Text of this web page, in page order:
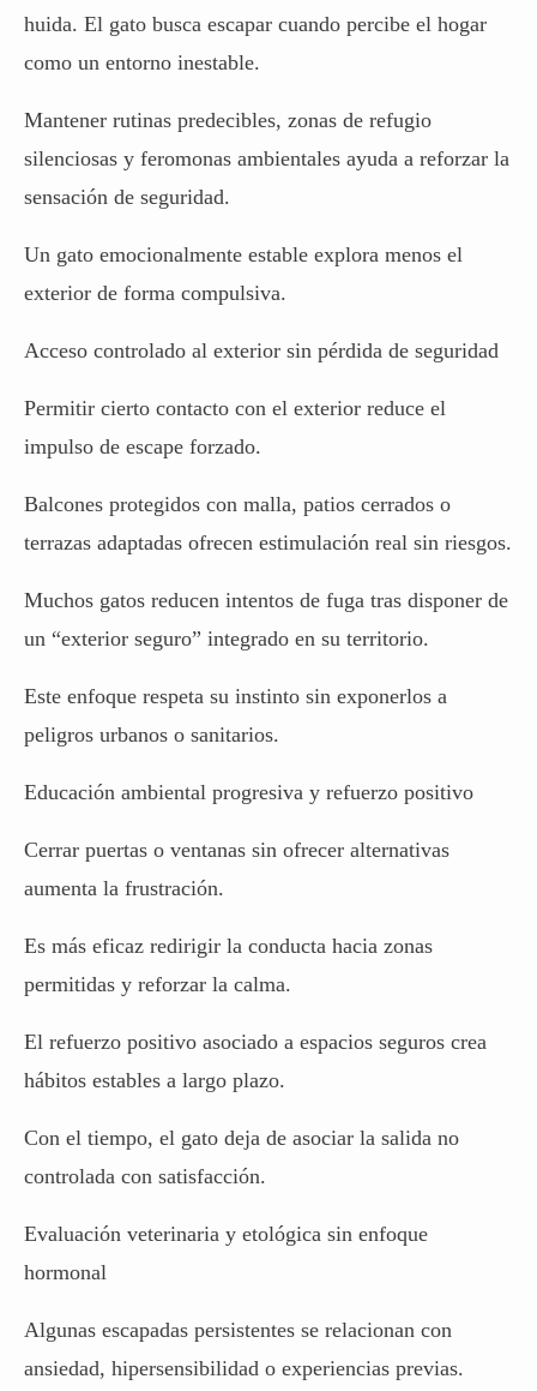
huida. El gato busca escapar cuando percibe el hogar
como un entorno inestable.
Mantener rutinas predecibles, zonas de refugio
silenciosas y feromonas ambientales ayuda a reforzar la
sensación de seguridad.
Un gato emocionalmente estable explora menos el
exterior de forma compulsiva.
Acceso controlado al exterior sin pérdida de seguridad
Permitir cierto contacto con el exterior reduce el
impulso de escape forzado.
Balcones protegidos con malla, patios cerrados o
terrazas adaptadas ofrecen estimulación real sin riesgos.
Muchos gatos reducen intentos de fuga tras disponer de
un “exterior seguro” integrado en su territorio.
Este enfoque respeta su instinto sin exponerlos a
peligros urbanos o sanitarios.
Educación ambiental progresiva y refuerzo positivo
Cerrar puertas o ventanas sin ofrecer alternativas
aumenta la frustración.
Es más eficaz redirigir la conducta hacia zonas
permitidas y reforzar la calma.
El refuerzo positivo asociado a espacios seguros crea
hábitos estables a largo plazo.
Con el tiempo, el gato deja de asociar la salida no
controlada con satisfacción.
Evaluación veterinaria y etológica sin enfoque
hormonal
Algunas escapadas persistentes se relacionan con
ansiedad, hipersensibilidad o experiencias previas.